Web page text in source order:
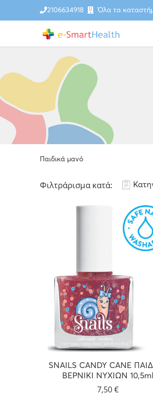
2106634918 Όλα τα
Παιδικά μανό
Φιλτράρισμα κατά:
SNAILS CANDY CANE
ΒΕΡΝΙΚΙ ΝΥΧΙΩΝ 10,5ml
7,50€